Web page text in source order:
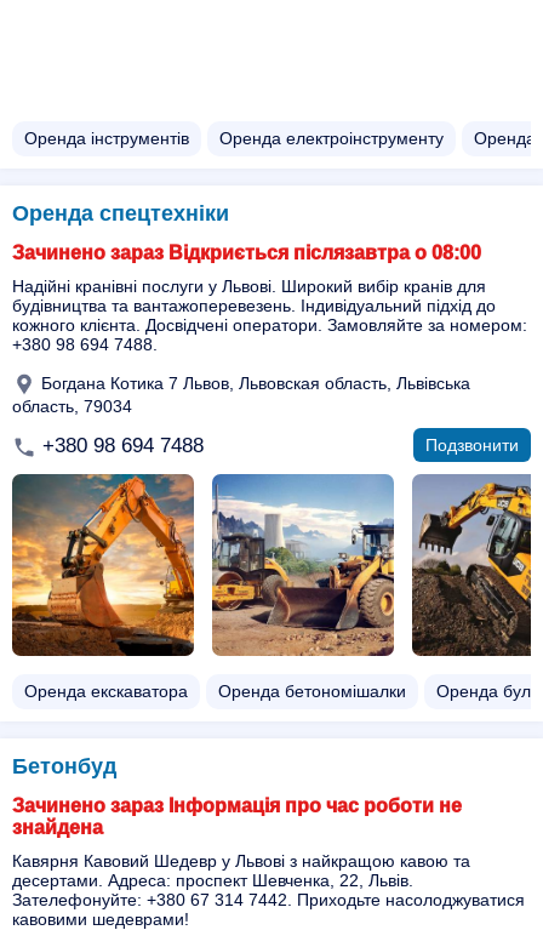
Оренда інструментів Оренда електроінструменту Оренда
Оренда спецтехніки
Зачинено зараз Відкриється післязавтра о 08:00
Надійні кранівні послуги у Львові. Широкий вибір кранів для
будівництва та вантажоперевезень. Індивідуальний підхід до
кожного клієнта. Досвідчені оператори. Замовляйте за номером:
+380 98 694 7488.
Богдана Котика 7 Львов, Львовская область, Львівська
область, 79034
+380 98 694 7488 Подзвонити
Оренда екскаватора Оренда бетономішалки Оренда
Бетонбуд
Зачинено зараз Інформація про час роботи не
знайдена
Кавярня Кавовий Шедевр у Львові з найкращою кавою та
десертами. Адреса: проспект Шевченка, 22, Львів.
Зателефонуйте: +380 67 314 7442. Приходьте насолоджуватися
кавовими шедеврами!